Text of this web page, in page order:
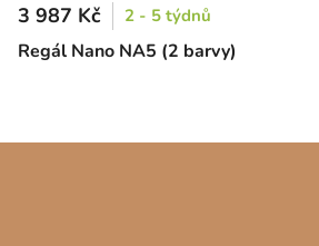
Regál Nano NA5 (2 barvy)
3 987 Kč 2 - 5 týdnů